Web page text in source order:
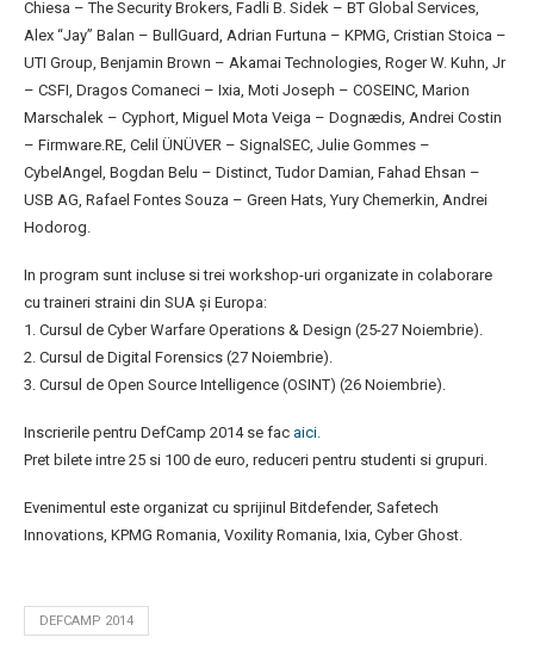
Chiesa – The Security Brokers, Fadli B. Sidek – BT Global Services,
Alex “Jay” Balan – BullGuard, Adrian Furtuna – KPMG, Cristian Stoica –
UTI Group, Benjamin Brown – Akamai Technologies, Roger W. Kuhn, Jr
– CSFI, Dragos Comaneci – Ixia, Moti Joseph – COSEINC, Marion
Marschalek – Cyphort, Miguel Mota Veiga – Dognædis, Andrei Costin
– Firmware.RE, Celil ÜNÜVER – SignalSEC, Julie Gommes –
CybelAngel, Bogdan Belu – Distinct, Tudor Damian, Fahad Ehsan –
USB AG, Rafael Fontes Souza – Green Hats, Yury Chemerkin, Andrei
Hodorog.
In program sunt incluse si trei workshop-uri organizate in colaborare
cu traineri straini din SUA și Europa:
1. Cursul de Cyber Warfare Operations & Design (25-27 Noiembrie).
2. Cursul de Digital Forensics (27 Noiembrie).
3. Cursul de Open Source Intelligence (OSINT) (26 Noiembrie).
Inscrierile pentru DefCamp 2014 se fac aici.
Pret bilete intre 25 si 100 de euro, reduceri pentru studenti si grupuri.
Evenimentul este organizat cu sprijinul Bitdefender, Safetech
Innovations, KPMG Romania, Voxility Romania, Ixia, Cyber Ghost.
DEFCAMP 2014